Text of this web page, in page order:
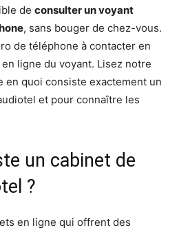
de consulter un voyant
, sans bouger de chez-vous.
de téléphone à contacter en
ligne du voyant. Lisez notre
quoi consiste exactement un
et pour connaître les
un cabinet de
?
en ligne qui offrent des